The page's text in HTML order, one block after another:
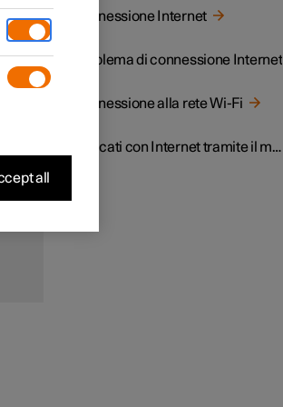
Connessione Internet
Problema di connessione Internet
Connessione alla rete Wi-Fi
Mercati con Internet tramite il modem dell'auto
all